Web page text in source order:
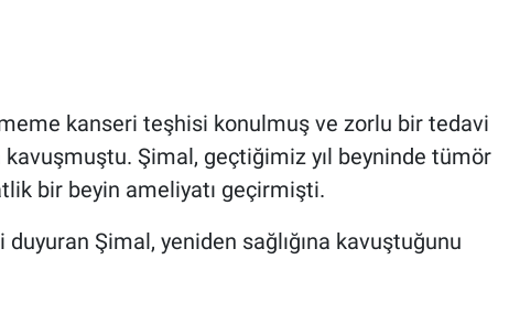
meme kanseri teşhisi konulmuş ve zorlu bir tedavi
kavuşmuştu. Şimal, geçtiğimiz yıl beyninde tümör
bir beyin ameliyatı geçirmişti.
Şimal, yeniden sağlığına kavuştuğunu